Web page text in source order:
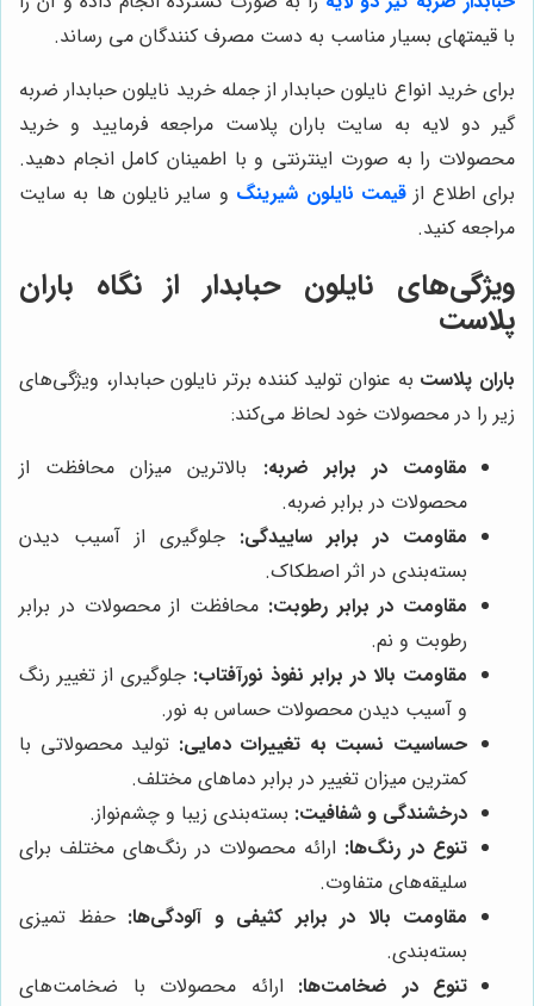
با قیمتهای بسیار مناسب به دست مصرف کنندگان می رساند.
برای خرید انواع نایلون حبابدار از جمله خرید نایلون حبابدار ضربه
گیر دو لایه به سایت باران پلاست مراجعه فرمایید و خرید
محصولات را به صورت اینترنتی و با اطمینان کامل انجام دهید.
برای اطلاع ازقیمت نایلون شیرینگ و سایر نایلون ها به سایت
مراجعه کنید.
ویژگی‌های نایلون حبابدار از نگاه باران
پلاست
باران پلاست به عنوان تولید کننده برتر نایلون حبابدار، ویژگی‌های
زیر را در محصولات خود لحاظ می‌کند:
مقاومت در برابر ضربه: بالاترین میزان محافظت از
محصولات در برابر ضربه.
مقاومت در برابر ساییدگی: جلوگیری از آسیب دیدن
بسته‌بندی در اثر اصطکاک.
مقاومت در برابر رطوبت: محافظت از محصولات در برابر
رطوبت و نم.
مقاومت بالا در برابر نفوذ نورآفتاب: جلوگیری از تغییر رنگ
و آسیب دیدن محصولات حساس به نور.
حساسیت نسبت به تغییرات دمایی: تولید محصولاتی با
کمترین میزان تغییر در برابر دماهای مختلف.
درخشندگی و شفافیت: بسته‌بندی زیبا و چشم‌نواز.
تنوع در رنگ‌ها: ارائه محصولات در رنگ‌های مختلف برای
سلیقه‌های متفاوت.
مقاومت بالا در برابر کثیفی و آلودگی‌ها: حفظ تمیزی
بسته‌بندی.
تنوع در ضخامت‌ها: ارائه محصولات با ضخامت‌های